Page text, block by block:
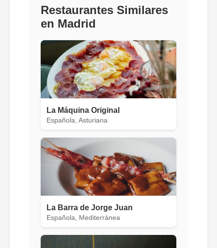
Restaurantes Similares
en Madrid
La Máquina Original
Española, Asturiana
La Barra de Jorge Juan
Española, Mediterránea